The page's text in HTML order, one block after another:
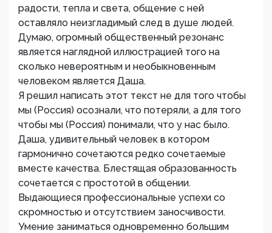
радости, тепла и света, общение с ней
оставляло неизгладимый след в душе людей.
Думаю, огромный общественный резонанс
является наглядной иллюстрацией того на
сколько невероятным и необыкновенным
человеком является Даша.
Я решил написать этот текст не для того чтобы
мы (Россия) осознали, что потеряли, а для того
чтобы мы (Россия) понимали, что у нас было.
Даша, удивительный человек в котором
гармонично сочетаются редко сочетаемые
вместе качества. Блестящая образованность
сочетается с простотой в общении.
Выдающиеся профессиональные успехи со
скромностью и отсутствием заносчивости.
Умение заниматься одновременно большим